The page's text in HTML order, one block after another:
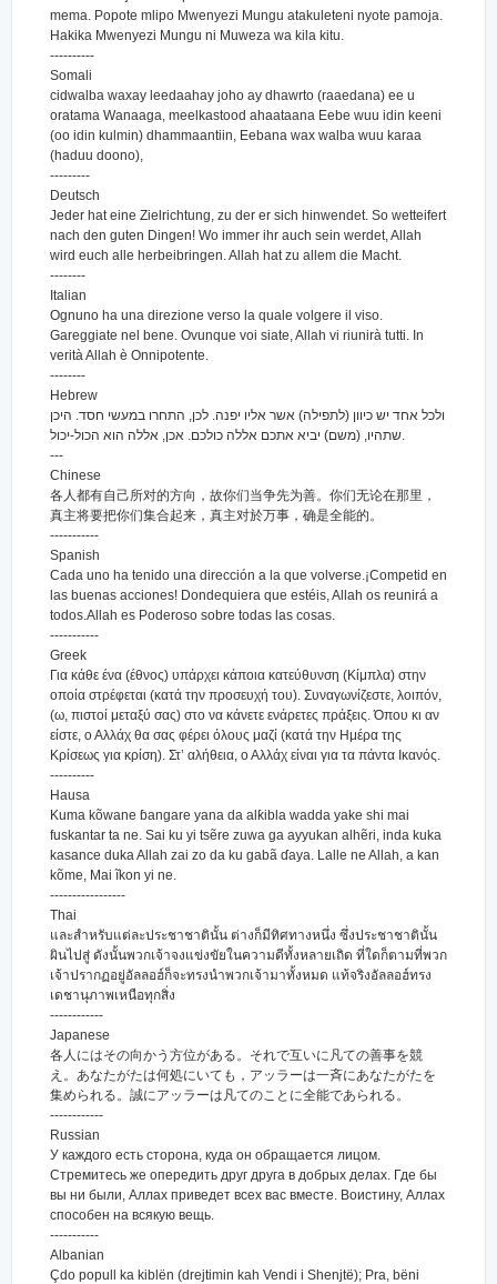
mema. Popote mlipo Mwenyezi Mungu atakuleteni nyote pamoja.
Hakika Mwenyezi Mungu ni Muweza wa kila kitu.
----------
Somali
cidwalba waxay leedaahay joho ay dhawrto (raaedana) ee u
oratama Wanaaga, meelkastood ahaataana Eebe wuu idin keeni
(oo idin kulmin) dhammaantiin, Eebana wax walba wuu karaa
(haduu doono),
---------
Deutsch
Jeder hat eine Zielrichtung, zu der er sich hinwendet. So wetteifert
nach den guten Dingen! Wo immer ihr auch sein werdet, Allah
wird euch alle herbeibringen. Allah hat zu allem die Macht.
--------
Italian
Ognuno ha una direzione verso la quale volgere il viso.
Gareggiate nel bene. Ovunque voi siate, Allah vi riunirà tutti. In
verità Allah è Onnipotente.
--------
Hebrew
ולכל אחד יש כיוון (לתפילה) אשר אליו יפנה. לכן, התחרו במעשי חסד. היכן
---
Chinese
各人都有自己所对的方向，故你们当争先为善。你们无论在那里，
真主将要把你们集合起来，真主对於万事，确是全能的。
-----------
Spanish
Cada uno ha tenido una dirección a la que volverse.¡Competid en
las buenas acciones! Dondequiera que estéis, Allah os reunirá a
todos.Allah es Poderoso sobre todas las cosas.
-----------
Greek
Για κάθε ένα (έθνος) υπάρχει κάποια κατεύθυνση (Κίμπλα) στην
οποία στρέφεται (κατά την προσευχή του). Συναγωνίζεστε, λοιπόν,
(ω, πιστοί μεταξύ σας) στο να κάνετε ενάρετες πράξεις. Όπου κι αν
είστε, ο Αλλάχ θα σας φέρει όλους μαζί (κατά την Ημέρα της
Κρίσεως για κρίση). Στ’ αλήθεια, ο Αλλάχ είναι για τα πάντα Ικανός.
----------
Hausa
Kuma kõwane ɓangare yana da alƙibla wadda yake shi mai
fuskantar ta ne. Sai ku yi tsẽre zuwa ga ayyukan alhẽri, inda kuka
kasance duka Allah zai zo da ku gabã ɗaya. Lalle ne Allah, a kan
kõme, Mai ĩkon yi ne.
-----------------
Thai
และสำหรับแต่ละประชาชาตินั้น ต่างก็มีทิศทางหนึ่ง ซึ่งประชาชาตินั้น
ผินไปสู่ ดังนั้นพวกเจ้าจงแข่งขัยในความดีทั้งหลายเถิด ที่ใดก็ตามที่พวก
เจ้าปรากฏอยู่อัลลอฮ์ก็จะทรงนำพวกเจ้ามาทั้งหมด แท้จริงอัลลอฮ์ทรง
เดชานุภาพเหนือทุกสิ่ง
------------
Japanese
各人にはその向かう方位がある。それで互いに凡ての善事を競
え。あなたがたは何処にいても，アッラーは一斉にあなたがたを
集められる。誠にアッラーは凡てのことに全能であられる。
------------
Russian
У каждого есть сторона, куда он обращается лицом.
Стремитесь же опередить друг друга в добрых делах. Где бы
вы ни были, Аллах приведет всех вас вместе. Воистину, Аллах
способен на всякую вещь.
-----------
Albanian
Çdo popull ka kiblën (drejtimin kah Vendi i Shenjtë); Pra, bëni